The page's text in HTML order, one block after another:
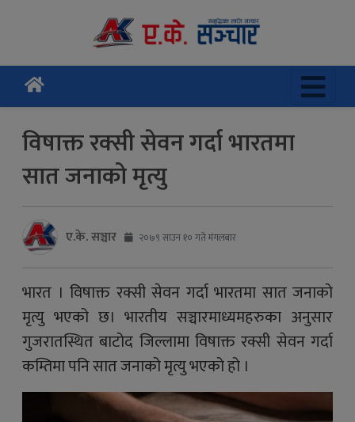
विषाक्त रक्सी सेवन गर्दा भारतमा
सात जनाको मृत्यु
ए.के. सञ्चार २०७९ साउन १० गते मंगलबार
भारत । विषाक्त रक्सी सेवन गर्दा भारतमा सात जनाको
मृत्यु भएको छ। भारतीय सञ्चारमाध्यमहरुका अनुसार
गुजरातस्थित बाटोद जिल्लामा विषाक्त रक्सी सेवन गर्दा
कम्तिमा पनि सात जनाको मृत्यु भएको हो ।